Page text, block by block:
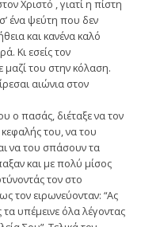
Χριστό , γιατί η πίστη
ένα ψεύτη που δεν
και κανένα καλό
Κι εσείς τον
μαζί του στην κόλαση.
αιώνια στον
ο πασάς, διέταξε να τον
κεφαλής του, να του
να του σπάσουν τα
και με πολύ μίσος
τον στο
τον ειρωνεύονταν: “Ας
υπέμεινε όλα λέγοντας